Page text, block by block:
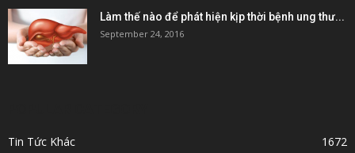
Làm thế nào để phát hiện kịp thời bệnh ung thư...
September 24, 2016
Tin Tức Khác
1672